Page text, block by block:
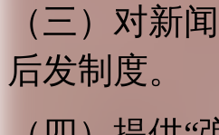
（三）对新
后发制度。